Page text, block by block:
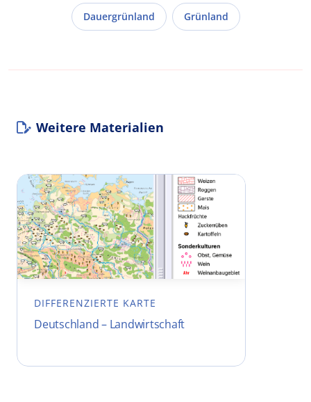
Dauergrünland Grünland
Weitere Materialien
DIFFERENZIERTE KARTE
Deutschland – Landwirtschaft